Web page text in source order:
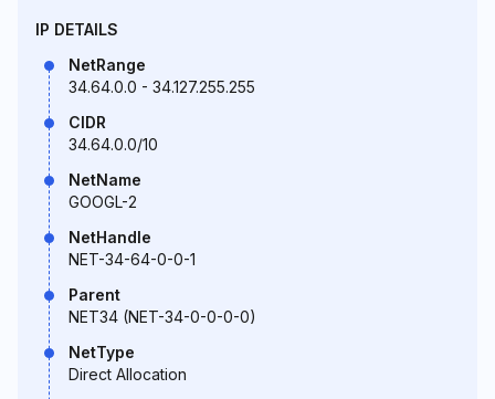
IP DETAILS
NetRange
34.64.0.0 - 34.127.255.255
CIDR
34.64.0.0/10
NetName
GOOGL-2
NetHandle
NET-34-64-0-0-1
Parent
NET34 (NET-34-0-0-0-0)
NetType
Direct Allocation